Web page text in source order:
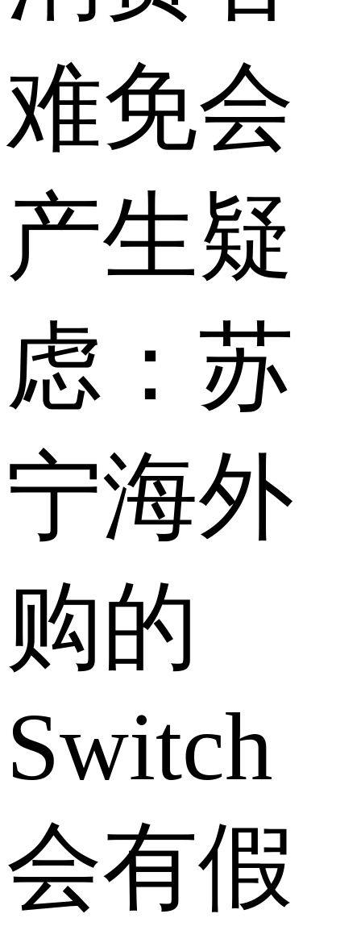
难免会
产生疑
虑：苏
宁海外
购的
Switch
会有假